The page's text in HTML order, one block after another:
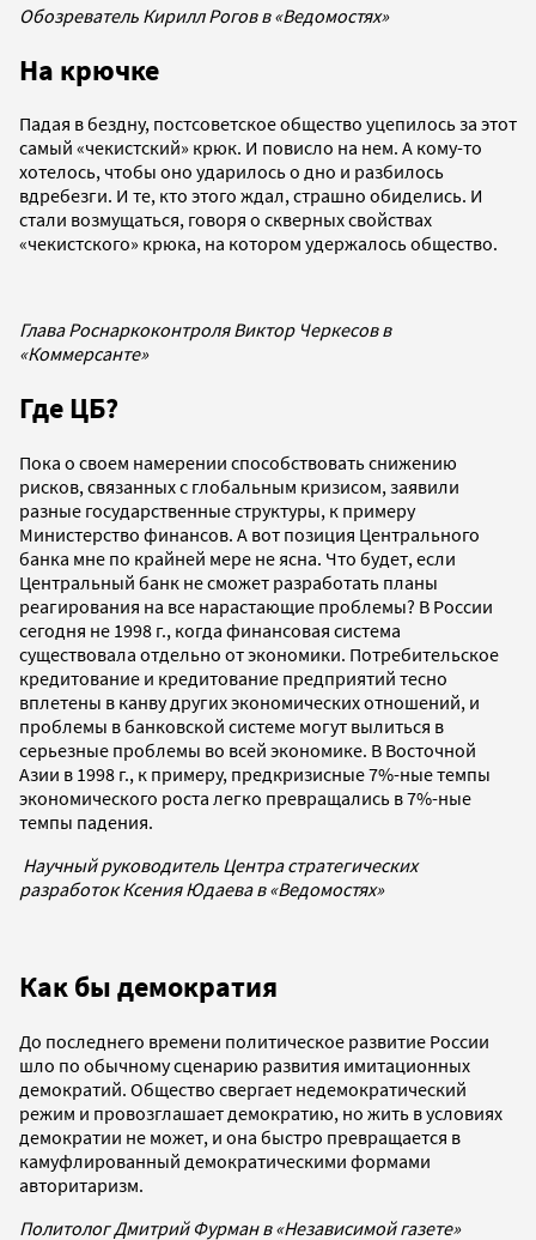
Обозреватель Кирилл Рогов в «Ведомостях»
На крючке
Падая в бездну, постсоветское общество уцепилось за этот
самый «чекистский» крюк. И повисло на нем. А кому-то
хотелось, чтобы оно ударилось о дно и разбилось
вдребезги. И те, кто этого ждал, страшно обиделись. И
стали возмущаться, говоря о скверных свойствах
«чекистского» крюка, на котором удержалось общество.
Глава Роснаркоконтроля Виктор Черкесов в
«Коммерсанте»
Где ЦБ?
Пока о своем намерении способствовать снижению
рисков, связанных с глобальным кризисом, заявили
разные государственные структуры, к примеру
Министерство финансов. А вот позиция Центрального
банка мне по крайней мере не ясна. Что будет, если
Центральный банк не сможет разработать планы
реагирования на все нарастающие проблемы? В России
сегодня не 1998 г., когда финансовая система
существовала отдельно от экономики. Потребительское
кредитование и кредитование предприятий тесно
вплетены в канву других экономических отношений, и
проблемы в банковской системе могут вылиться в
серьезные проблемы во всей экономике. В Восточной
Азии в 1998 г., к примеру, предкризисные 7%-ные темпы
экономического роста легко превращались в 7%-ные
темпы падения.
Научный руководитель Центра стратегических
разработок Ксения Юдаева в «Ведомостях»
Как бы демократия
До последнего времени политическое развитие России
шло по обычному сценарию развития имитационных
демократий. Общество свергает недемократический
режим и провозглашает демократию, но жить в условиях
демократии не может, и она быстро превращается в
камуфлированный демократическими формами
авторитаризм.
Политолог Дмитрий Фурман в «Независимой газете»